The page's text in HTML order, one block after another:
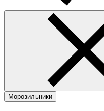
Морозильники